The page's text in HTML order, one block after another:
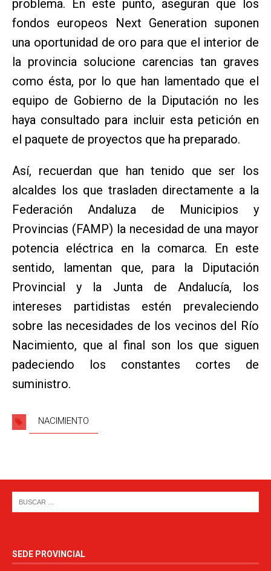
problema. En este punto, aseguran que los
fondos europeos Next Generation suponen
una oportunidad de oro para que el interior de
la provincia solucione carencias tan graves
como ésta, por lo que han lamentado que el
equipo de Gobierno de la Diputación no les
haya consultado para incluir esta petición en
el paquete de proyectos que ha preparado.
Así, recuerdan que han tenido que ser los
alcaldes los que trasladen directamente a la
Federación Andaluza de Municipios y
Provincias (FAMP) la necesidad de una mayor
potencia eléctrica en la comarca. En este
sentido, lamentan que, para la Diputación
Provincial y la Junta de Andalucía, los
intereses partidistas estén prevaleciendo
sobre las necesidades de los vecinos del Río
Nacimiento, que al final son los que siguen
padeciendo los constantes cortes de
suministro.
NACIMIENTO
SEDE PROVINCIAL